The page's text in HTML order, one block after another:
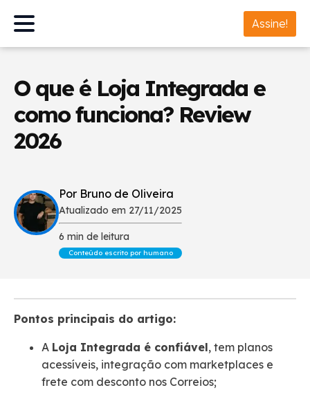
Assine!
O que é Loja Integrada e
como funciona? Review
2026
Por Bruno de Oliveira
Atualizado em 27/11/2025
6 min de leitura
Conteúdo escrito por humano
Pontos principais do artigo:
A Loja Integrada é confiável, tem planos
acessíveis, integração com marketplaces e
frete com desconto nos Correios;